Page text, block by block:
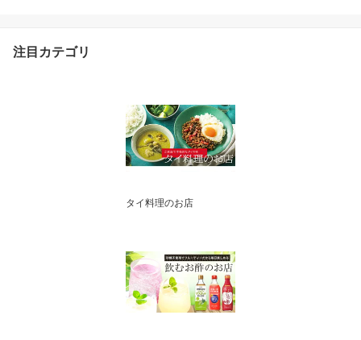
注目カテゴリ
タイ料理のお店